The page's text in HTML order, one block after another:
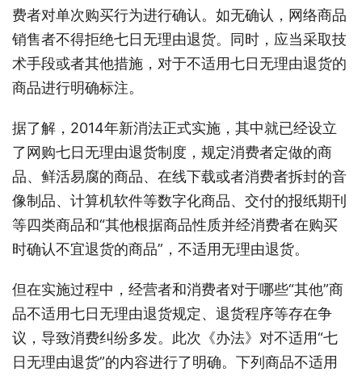
费者对单次购买行为进行确认。如无确认，网络商品
销售者不得拒绝七日无理由退货。同时，应当采取技
术手段或者其他措施，对于不适用七日无理由退货的
商品进行明确标注。
据了解，2014年新消法正式实施，其中就已经设立
了网购七日无理由退货制度，规定消费者定做的商
品、鲜活易腐的商品、在线下载或者消费者拆封的音
像制品、计算机软件等数字化商品、交付的报纸期刊
等四类商品和“其他根据商品性质并经消费者在购买
时确认不宜退货的商品”，不适用无理由退货。
但在实施过程中，经营者和消费者对于哪些“其他”商
品不适用七日无理由退货规定、退货程序等存在争
议，导致消费纠纷多发。此次《办法》对不适用“七
日无理由退货”的内容进行了明确。下列商品不适用